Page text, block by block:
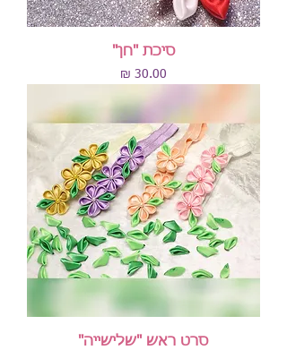
סיכת "חן"
מחיר
סרט ראש "שלישייה"